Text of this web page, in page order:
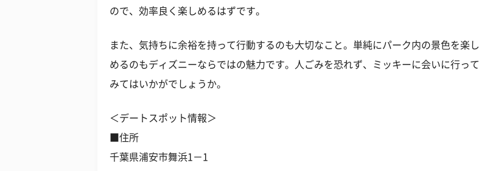
ので、効率良く楽しめるはずです。
また、気持ちに余裕を持って行動するのも大切なこと。単純にパーク内の景色を楽し
めるのもディズニーならではの魅力です。人ごみを恐れず、ミッキーに会いに行って
みてはいかがでしょうか。
＜デートスポット情報＞
■住所
千葉県浦安市舞浜1－1